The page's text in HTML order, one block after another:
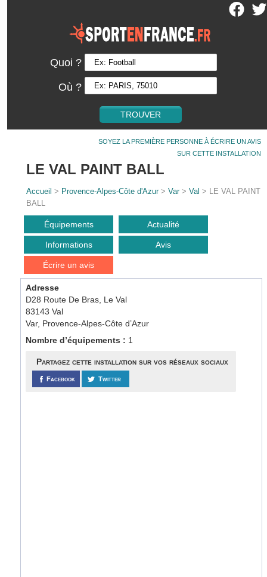
Quoi ?
Où ?
SOYEZ LA PREMIÈRE PERSONNE À ÉCRIRE UN AVIS
SUR CETTE INSTALLATION
LE VAL PAINT BALL
Accueil > Provence-Alpes-Côte d'Azur>Var>Val > LE VAL PAINT
BALL
Équipements Actualité
Informations Avis
Écrire un avis
Adresse
D28 Route De Bras, Le Val
83143 Val
Var, Provence-Alpes-Côte d’Azur
Nombre d’équipements : 1
Partagez cette installation sur vos réseaux sociaux
Facebook Twitter